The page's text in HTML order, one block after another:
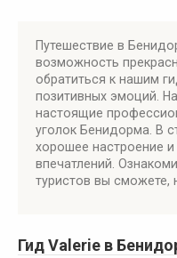
Путешествие в
возможность
обратиться к нашим
позитивных эмоций.
настоящие
уголок Бенидорма. В
хорошее настроение
впечатлений.
туристов вы сможете,
Гид Valerie в